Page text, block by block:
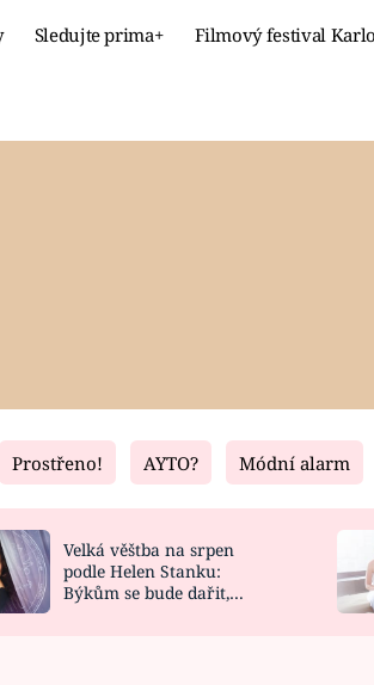
Sledujte prima+ Filmový festival
Living
DESIGN
Prostřeno! AYTO? Módní alarm
Velká věštba na srpen
podle Helen Stanku:
Býkům se bude dařit,